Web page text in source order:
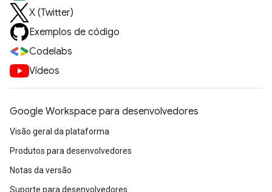
X (Twitter)
Exemplos de código
Codelabs
Vídeos
Google Workspace para desenvolvedores
Visão geral da plataforma
Produtos para desenvolvedores
Notas da versão
Suporte para desenvolvedores